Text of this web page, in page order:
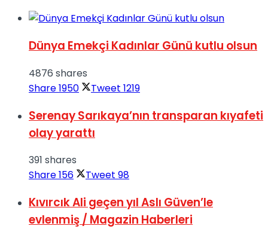
Dünya Emekçi Kadınlar Günü kutlu olsun
4876 shares
Share1950 Tweet 1219
Serenay Sarıkaya’nın transparan kıyafeti
olay yarattı
391 shares
Share156 Tweet 98
Kıvırcık Ali geçen yıl Aslı Güven’le
evlenmiş / Magazin Haberleri